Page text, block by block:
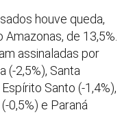
houve queda,
de 13,5%.
assinaladas por
(-2,5%), Santa
Santo (-1,4%),
0,5%) e Paraná